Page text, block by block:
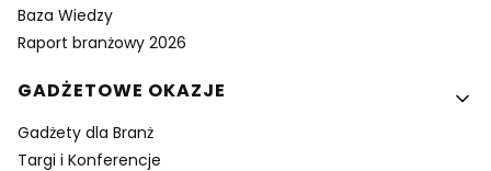
Baza Wiedzy
Raport branżowy 2026
GADŻETOWE OKAZJE
Gadżety dla Branż
Targi i Konferencje